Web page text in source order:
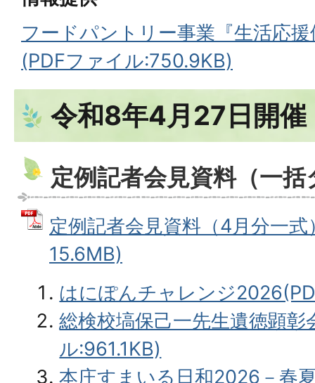
フードパントリー事業『生活応
(PDFファイル:750.9KB)
令和8年4月27日開催
定例記者会見資料（一
定例記者会見資料（4月分一
15.6MB)
はにぽんチャレンジ
総検校塙保己一先生遺徳顕
ル:961.1KB)
本庄すまいる日和2026－春